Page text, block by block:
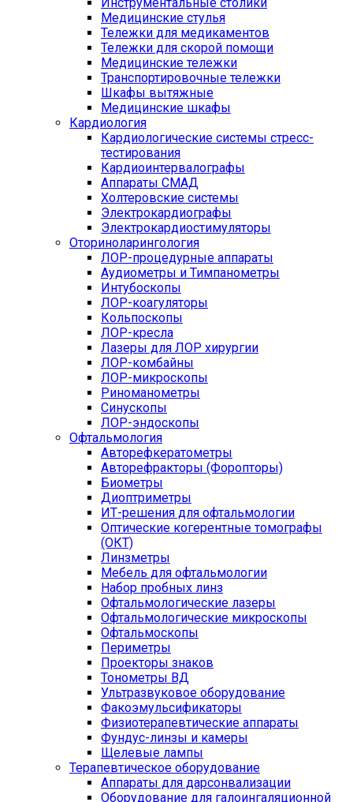
Медицинские стулья
Тележки для медикаментов
Тележки для скорой помощи
Медицинские тележки
Транспортировочные тележки
Шкафы вытяжные
Медицинские шкафы
Кардиология
Кардиологические системы стресс-
тестирования
Кардиоинтервалографы
Аппараты СМАД
Холтеровские системы
Электрокардиографы
Электрокардиостимуляторы
Оториноларингология
ЛОР-процедурные аппараты
Аудиометры и Тимпанометры
Интубоскопы
ЛОР-коагуляторы
Кольпоскопы
ЛОР-кресла
Лазеры для ЛОР хирургии
ЛОР-комбайны
ЛОР-микроскопы
Риноманометры
Синускопы
ЛОР-эндоскопы
Офтальмология
Авторефкератометры
Авторефракторы (Форопторы)
Биометры
Диоптриметры
ИТ-решения для офтальмологии
Оптические когерентные томографы
(ОКТ)
Линзметры
Мебель для офтальмологии
Набор пробных линз
Офтальмологические лазеры
Офтальмологические микроскопы
Офтальмоскопы
Периметры
Проекторы знаков
Тонометры ВД
Ультразвуковое оборудование
Факоэмульсификаторы
Физиотерапевтические аппараты
Фундус-линзы и камеры
Щелевые лампы
Терапевтическое оборудование
Аппараты для дарсонвализации
Оборудование для галоингаляционной